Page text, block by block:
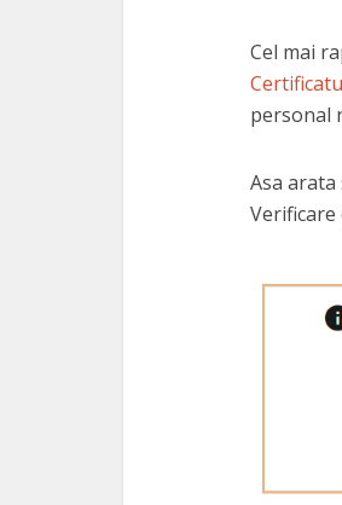
Cel mai
personal
Asa